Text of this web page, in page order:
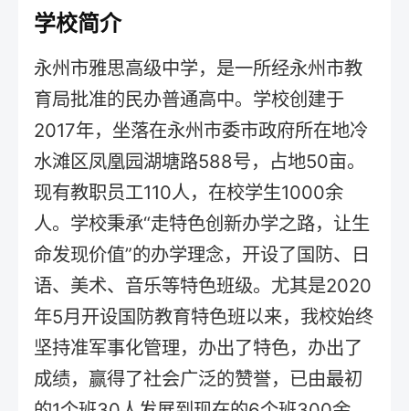
学校简介
永州市雅思高级中学，是一所经永州市教
育局批准的民办普通高中。学校创建于
2017年，坐落在永州市委市政府所在地冷
水滩区凤凰园湖塘路588号，占地50亩。
现有教职员工110人，在校学生1000余
人。学校秉承“走特色创新办学之路，让生
命发现价值”的办学理念，开设了国防、日
语、美术、音乐等特色班级。尤其是2020
年5月开设国防教育特色班以来，我校始终
坚持准军事化管理，办出了特色，办出了
成绩，赢得了社会广泛的赞誉，已由最初